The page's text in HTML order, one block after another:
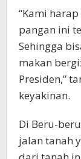
“Kami
pangan ini
Sehingga
makan
Presiden,”
keyakinan.
Di Beru-
jalan tanah